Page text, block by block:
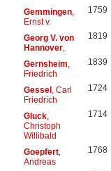
Gemmingen,
Ernst v.
1759
Georg V. von
Hannover,
1819
Gernsheim
Friedrich
1839
Gessel, Carl
Friedrich
1724
Gluck,
Christoph
Willibald
1714
Goepfert,
Andreas
1768